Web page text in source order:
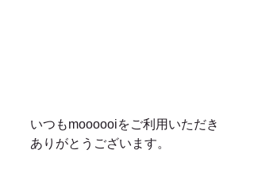
いつもmoooooiをご利用いただき
ありがとうございます。